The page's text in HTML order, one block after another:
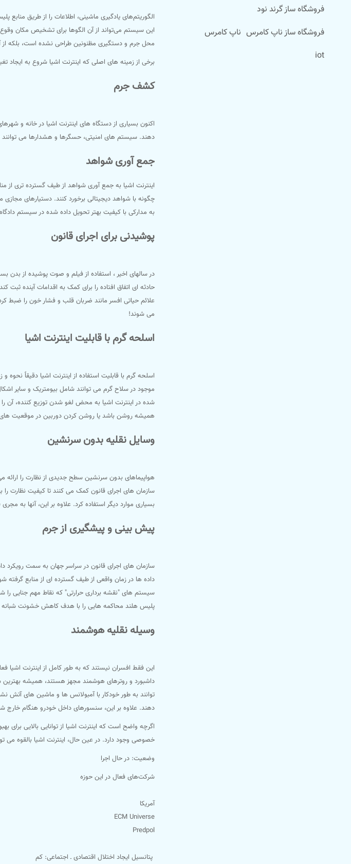
الگوریتم‌های یادگیری ماشینی، اطلاعات را از طریق
این سیستم می‌تواند از آن الگوها برای تشخیص مکان وقوع
محل جرم و دستگیری مظنونین طراحی نشده است، بلکه از
برخی از زمینه های اصلی که اینترنت اشیا شروع به ایجاد
کشف جرم
اکنون بسیاری از دستگاه های اینترنت اشیا در خانه و
دهند. سیستم های امنیتی، حسگرها و هشدارها می توانند
جمع آوری شواهد
اینترنت اشیا به جمع آوری شواهد از طیف گسترده تری
به مدارکی با کیفیت بهتر تحویل داده شده در سیستم
پوشیدنی برای اجرای قانون
در سالهای اخیر ، استفاده از فیلم و صوت پوشیده از بدن
حادثه ای اتفاق افتاده را برای کمک به اقدامات آینده
علائم حیاتی افسر مانند ضربان قلب و فشار خون را
می شوند!
اسلحه گرم با قابلیت اینترنت اشیا
اسلحه گرم با قابلیت استفاده از اینترنت اشیا دقیقاً
موجود در سلاح گرم می توانند شامل بیومتریک و سایر
شده در اینترنت اشیا به محض لغو شدن توزیع کننده، آن
همیشه روشن باشد یا روشن کردن دوربین در موقعیت های
وسایل نقلیه بدون سرنشین
هواپیماهای بدون سرنشین سطح جدیدی از نظارت را
سازمان های اجرای قانون کمک می کنند تا کیفیت نظارت
بسیاری موارد دیگر استفاده کرد. علاوه بر این، آنها به
پیش بینی و پیشگیری از جرم
داده ها در زمان واقعی از طیف گسترده ای از منابع
سیستم های "نقشه برداری حرارتی" که نقاط مهم جنایی
پلیس هلند محاکمه هایی را با هدف کاهش خشونت شبانه
وسیله نقلیه هوشمند
این فقط افسران نیستند که به طور کامل از اینترنت اشیا
داشبورد و روترهای هوشمند مجهز هستند، همیشه
توانند به طور خودکار با آمبولانس ها و ماشین های آتش
دهند. علاوه بر این، سنسورهای داخل خودرو هنگام خارج
اگرچه واضح است که اینترنت اشیا از توانایی بالایی
خصوصی وجود دارد. در عین حال، اینترنت اشیا بالقوه می
وضعیت: در حال اجرا
شرکت‌های فعال در این حوزه
آمریکا
ECM Universe
Predpol
پتانسیل ایجاد اختلال اقتصادی ـ اجتماعی: کم
فروشگاه ساز گرند نود
فروشگاه ساز ناپ کامرس ناپ کامرس
iot